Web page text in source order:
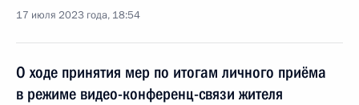
17 июля 2023 года, 18:54
О ходе принятия мер по итогам личного приёма
в режиме видео-конференц-связи жителя